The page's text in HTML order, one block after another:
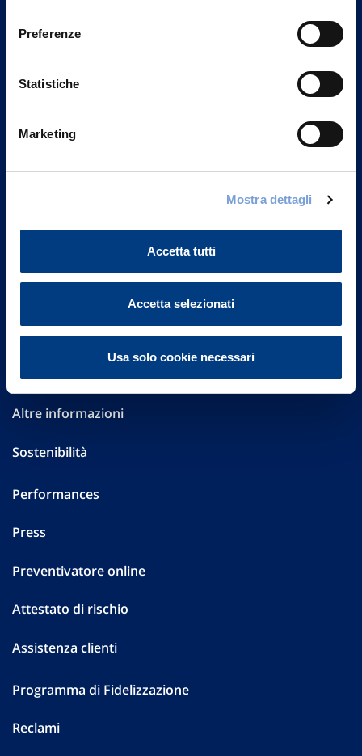
Preferenze
Statistiche
Marketing
Mostra dettagli
Accetta tutti
Accetta selezionati
Usa solo cookie necessari
Governance
Investor Relations
Altre informazioni
Sostenibilità
Performances
Press
Preventivatore online
Attestato di rischio
Assistenza clienti
Programma di Fidelizzazione
Reclami